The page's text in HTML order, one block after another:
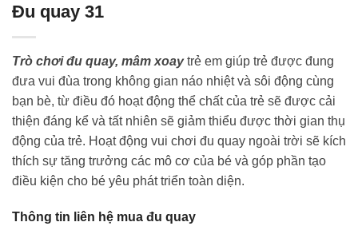
Đu quay 31
Trò chơi đu quay, mâm xoaytrẻ em giúp trẻ được đung
đưa vui đùa trong không gian náo nhiệt và sôi động cùng
bạn bè, từ điều đó hoạt động thể chất của trẻ sẽ được cải
thiện đáng kể và tất nhiên sẽ giảm thiểu được thời gian thụ
động của trẻ. Hoạt động vui chơi đu quay ngoài trời sẽ kích
thích sự tăng trưởng các mô cơ của bé và góp phần tạo
điều kiện cho bé yêu phát triển toàn diện.
Thông tin liên hệ mua đu quay